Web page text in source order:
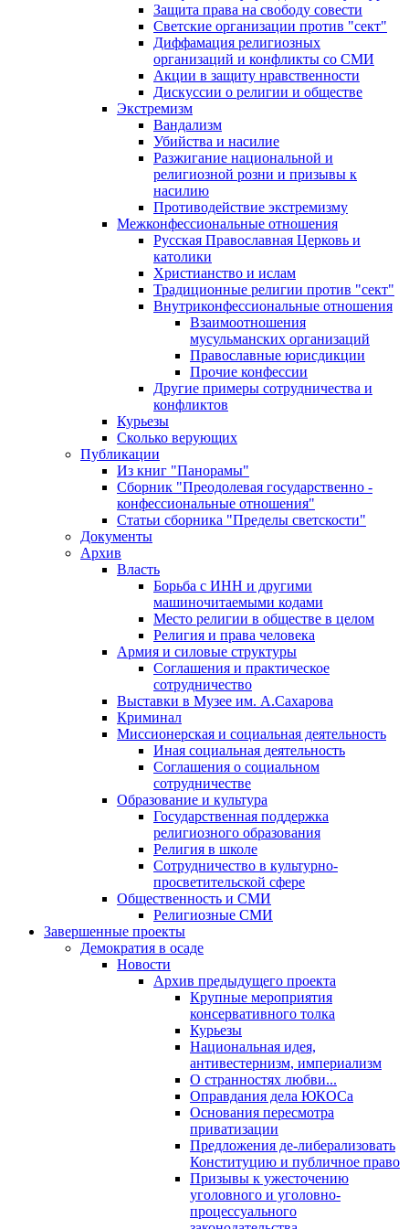
Защита права на свободу совести
Светские организации против "сект"
Диффамация религиозных
организаций и конфликты со СМИ
Акции в защиту нравственности
Дискуссии о религии и обществе
Экстремизм
Вандализм
Убийства и насилие
Разжигание национальной и
религиозной розни и призывы к
насилию
Противодействие экстремизму
Межконфессиональные отношения
Русская Православная Церковь и
католики
Христианство и ислам
Традиционные религии против "сект"
Внутриконфессиональные отношения
Взаимоотношения
мусульманских организаций
Православные юрисдикции
Прочие конфессии
Другие примеры сотрудничества и
конфликтов
Курьезы
Сколько верующих
Публикации
Из книг "Панорамы"
Сборник "Преодолевая государственно -
конфессиональные отношения"
Статьи сборника "Пределы светскости"
Документы
Архив
Власть
Борьба с ИНН и другими
машиночитаемыми кодами
Место религии в обществе в целом
Религия и права человека
Армия и силовые структуры
Соглашения и практическое
сотрудничество
Выставки в Музее им. А.Сахарова
Криминал
Миссионерская и социальная деятельность
Иная социальная деятельность
Соглашения о социальном
сотрудничестве
Образование и культура
Государственная поддержка
религиозного образования
Религия в школе
Сотрудничество в культурно-
просветительской сфере
Общественность и СМИ
Религиозные СМИ
Завершенные проекты
Демократия в осаде
Новости
Архив предыдущего проекта
Крупные мероприятия
консервативного толка
Курьезы
Национальная идея,
антивестернизм, империализм
О странностях любви...
Оправдания дела ЮКОСа
Основания пересмотра
приватизации
Предложения де-либерализовать
Конституцию и публичное право
Призывы к ужесточению
уголовного и уголовно-
процессуального